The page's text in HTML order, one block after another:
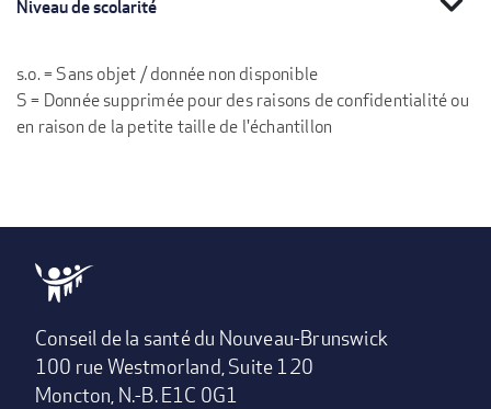
Niveau de scolarité
s.o. = Sans objet / donnée non disponible
S = Donnée supprimée pour des raisons de confidentialité ou
en raison de la petite taille de l'échantillon
Conseil de la santé du Nouveau-Brunswick
100 rue Westmorland, Suite 120
Moncton, N.-B. E1C 0G1